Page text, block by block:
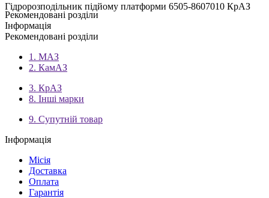
Гідророзподільник підйому платформи 6505-8607010 КрАЗ
Рекомендовані розділи
Інформація
Рекомендовані розділи
1. МАЗ
2. КамАЗ
3. КрАЗ
8. Інші марки
9. Супутній товар
Інформація
Місія
Доставка
Оплата
Гарантія